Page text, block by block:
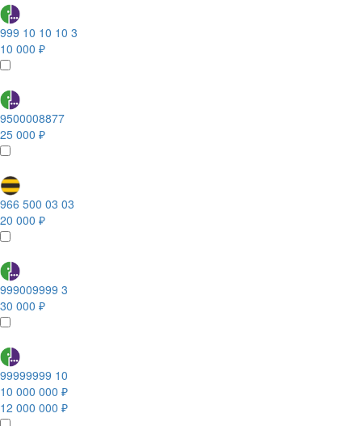
999 10 10 10 3
10 000 ₽
9500008877
25 000 ₽
966 500 03 03
20 000 ₽
999009999 3
30 000 ₽
99999999 10
10 000 000 ₽
12 000 000 ₽